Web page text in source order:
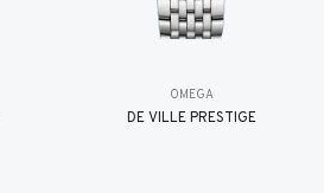
OMEGA
DE VILLE PRESTIGE